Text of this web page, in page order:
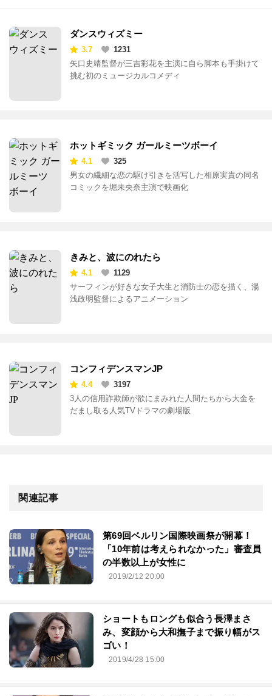
ダンスウィズミー
3.7
1231
矢口史靖監督が三吉彩花を主演に自ら脚本も手掛けて
挑む初のミュージカルコメディ
ホットギミック ガールミーツボーイ
4.1
325
男女の繊細な恋の駆け引きを活写した相原実貴の同名
コミックを堀未央奈主演で映画化
きみと、波にのれたら
4.1
1129
サーフィンが好きな女子大生と消防士の恋を描く、湯
浅政明監督によるアニメーション
コンフィデンスマンJP
4.4
3197
3人の信用詐欺師が欲にまみれた人間たちから大金を
だまし取る人気TVドラマの劇場版
関連記事
第69回ベルリン国際映画祭が開幕！
「10年前は考えられなかった」審査員
の半数以上が女性に
2019/2/12 20:00
ショートもロングも似合う長澤まさ
み、変顔から大和撫子まで振り幅がス
ゴい！
2019/4/28 15:00